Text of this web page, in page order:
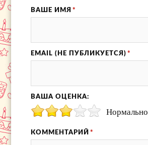
ВАШЕ ИМЯ *
EMAIL (НЕ ПУБЛИКУЕТСЯ) *
ВАША ОЦЕНКА:
Нормально
КОММЕНТАРИЙ *